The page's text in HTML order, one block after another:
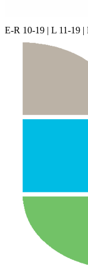
E-R 10-19 | L 11-19 |